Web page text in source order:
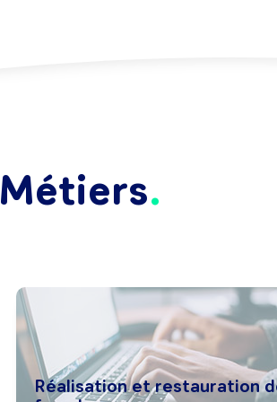
Métiers
Réalisation et restauration